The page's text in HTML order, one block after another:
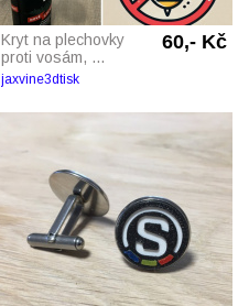
Kryt na plechovky
proti vosám, ...
60,- Kč
jaxvine3dtisk